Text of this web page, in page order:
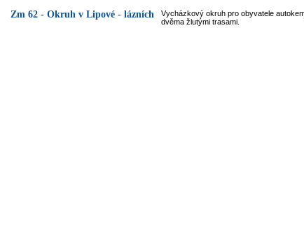
Zm 62 - Okruh v Lipové - lázních
Vycházkový okruh pro obyvatele
dvěma žlutými trasami.